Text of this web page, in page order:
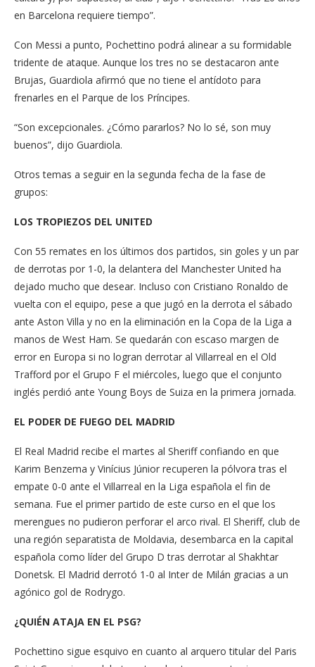
en Barcelona requiere tiempo”.
Con Messi a punto, Pochettino podrá alinear a su formidable
tridente de ataque. Aunque los tres no se destacaron ante
Brujas, Guardiola afirmó que no tiene el antídoto para
frenarles en el Parque de los Príncipes.
“Son excepcionales. ¿Cómo pararlos? No lo sé, son muy
buenos”, dijo Guardiola.
Otros temas a seguir en la segunda fecha de la fase de
grupos:
LOS TROPIEZOS DEL UNITED
Con 55 remates en los últimos dos partidos, sin goles y un par
de derrotas por 1-0, la delantera del Manchester United ha
dejado mucho que desear. Incluso con Cristiano Ronaldo de
vuelta con el equipo, pese a que jugó en la derrota el sábado
ante Aston Villa y no en la eliminación en la Copa de la Liga a
manos de West Ham. Se quedarán con escaso margen de
error en Europa si no logran derrotar al Villarreal en el Old
Trafford por el Grupo F el miércoles, luego que el conjunto
inglés perdió ante Young Boys de Suiza en la primera jornada.
EL PODER DE FUEGO DEL MADRID
El Real Madrid recibe el martes al Sheriff confiando en que
Karim Benzema y Vinícius Júnior recuperen la pólvora tras el
empate 0-0 ante el Villarreal en la Liga española el fin de
semana. Fue el primer partido de este curso en el que los
merengues no pudieron perforar el arco rival. El Sheriff, club de
una región separatista de Moldavia, desembarca en la capital
española como líder del Grupo D tras derrotar al Shakhtar
Donetsk. El Madrid derrotó 1-0 al Inter de Milán gracias a un
agónico gol de Rodrygo.
¿QUIÉN ATAJA EN EL PSG?
Pochettino sigue esquivo en cuanto al arquero titular del Paris